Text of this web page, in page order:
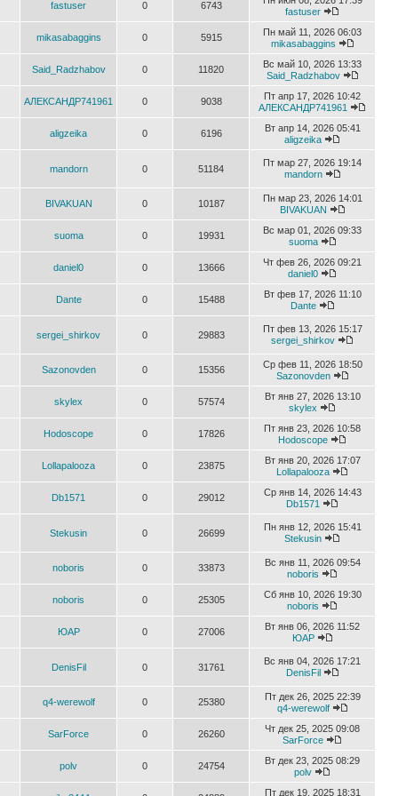
fastuser 0 6743
fastuser
mikasabaggins 0 5915
Пн май 11, 2026 06:03
mikasabaggins
Said_Radzhabov 0 11820
Вс май 10, 2026 13:33
Said_Radzhabov
АЛЕКСАНДР741961 0 9038
Пт апр 17, 2026 10:42
АЛЕКСАНДР741961
aligzeika 0 6196
Вт апр 14, 2026 05:41
aligzeika
mandorn 0 51184
Пт мар 27, 2026 19:14
mandorn
BIVAKUAN 0 10187
Пн мар 23, 2026 14:01
BIVAKUAN
suoma 0 19931
Вс мар 01, 2026 09:33
suoma
daniel0 0 13666
Чт фев 26, 2026 09:21
daniel0
Dante 0 15488
Вт фев 17, 2026 11:10
Dante
sergei_shirkov 0 29883
Пт фев 13, 2026 15:17
sergei_shirkov
Sazonovden 0 15356
Ср фев 11, 2026 18:50
Sazonovden
skylex 0 57574
Вт янв 27, 2026 13:10
skylex
Hodoscope 0 17826
Пт янв 23, 2026 10:58
Hodoscope
Lollapalooza 0 23875
Вт янв 20, 2026 17:07
Lollapalooza
Db1571 0 29012
Ср янв 14, 2026 14:43
Db1571
Stekusin 0 26699
Пн янв 12, 2026 15:41
Stekusin
noboris 0 33873
Вс янв 11, 2026 09:54
noboris
noboris 0 25305
Сб янв 10, 2026 19:30
noboris
ЮАР 0 27006
Вт янв 06, 2026 11:52
ЮАР
DenisFil 0 31761
Вс янв 04, 2026 17:21
DenisFil
q4-werewolf 0 25380
Пт дек 26, 2025 22:39
q4-werewolf
SarForce 0 26260
Чт дек 25, 2025 09:08
SarForce
polv 0 24754
Вт дек 23, 2025 08:29
polv
Пт дек 19, 2025 18:31